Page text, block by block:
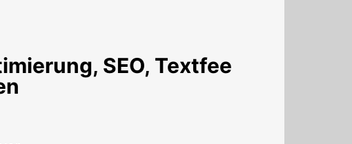
SEO, Textfee